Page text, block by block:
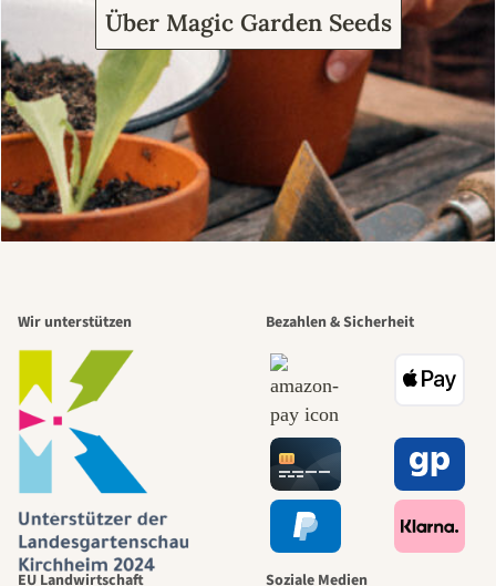
Über Magic Garden Seeds
Wir unterstützen Bezahlen & Sicherheit
EU Landwirtschaft Soziale Medien